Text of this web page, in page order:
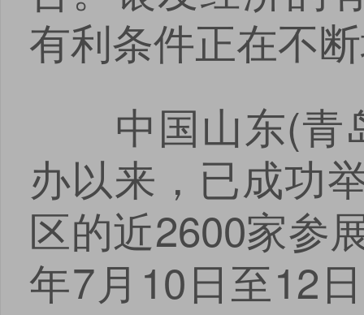
有利条件正在不
中国山东(青
办以来，已成功
区的近2600家参
年7月10日至12